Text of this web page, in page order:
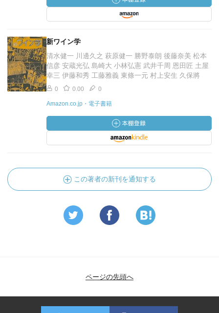
新ワイン学
清水健一 川邊久之 萩原健一 勝野泰朗 後藤奈美 松本
信彦 安蔵光弘 島崎大 小林弘憲 武井千周 恩田匠 土屋
幸三 伊藤和秀 工藤雅義 東條一元 村上安生 久保將
0 0.00 0
Amazon.co.jp・電子書籍
この著者の新刊を通知する
ページの先頭へ